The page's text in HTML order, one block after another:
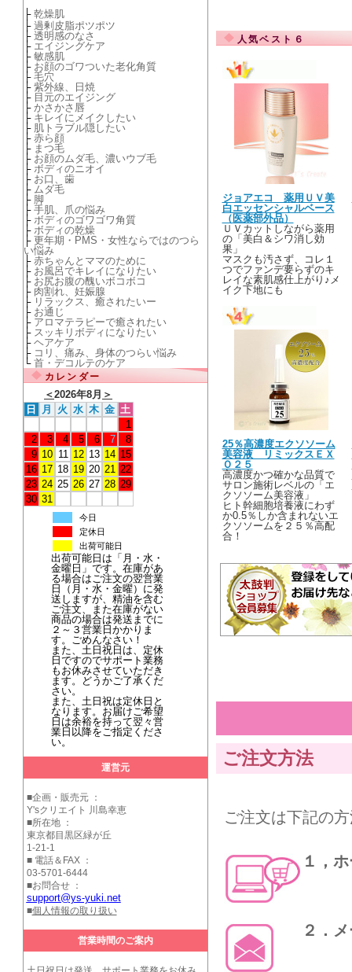
├ 乾燥肌
├ 過剰皮脂ポツポツ
├ 透明感のなさ
├ エイジングケア
├ 敏感肌
├ お顔のゴワついた老化角質
├ 毛穴
├ 紫外線、日焼
├ 目元のエイジング
├ かさかさ唇
├ キレイにメイクしたい
├ 肌トラブル隠したい
├ 赤ら顔
├ まつ毛
├ お顔のムダ毛、濃いウブ毛
├ ボディのニオイ
├ お口、歯
├ ムダ毛
├ 脚
├ 手肌、爪の悩み
├ ボディのゴワゴワ角質
├ ボディの乾燥
├ 更年期・PMS・女性ならではのつら
い悩み
├ 赤ちゃんとママのために
├ お風呂でキレイになりたい
├ お尻お腹の醜いボコボコ
├ 肉割れ、妊娠腺
├ リラックス、癒されたいー
├ お通じ
├ アロマテラピーで癒されたい
├ スッキリボディになりたい
├ ヘアケア
├ コリ、痛み、身体のつらい悩み
└ 首・デコルテのケア
カレンダー
＜2026年8月 ＞
日
月 火 水 木 金 土
1
2
3 4 5 6 7
8
9 10 11 12 13 14 15
16 17 18 19 20 21 22
23 24 25 26 27 28 29
30 31
今日
定休日
出荷可能日
出荷可能日は「月・水・
金曜日」です。在庫があ
る場合はご注文の翌営業
日（月・水・金曜）に発
送しますが、精油を含む
ご注文、また在庫がない
商品の場合は発送までに
２～３営業日かかりま
す。ごめんなさい！
また、土日祝日は、定休
日ですのでサポート業務
もお休みさせていただき
ます。どうかご了承くだ
さい。
また、土日祝は定休日と
なります。お届けご希望
日は余裕を持って翌々営
業日以降をご指定くださ
い。
運営元
■企画・販売元 ：
Y'sクリエイト 川島幸恵
■所在地 ：
東京都目黒区緑が丘
1-21-1
■ 電話＆FAX ：
03-5701-6444
■お問合せ ：
support@ys-yuki.net
■個人情報の取り扱い
営業時間のご案内
人気ベスト６
ジョアエコ 薬用ＵＶ美
白エッセンシャルベース
（医薬部外品）
ＵＶカットしながら薬用
の「美白＆シワ消し効
果」
マスクも汚さず、コレ１
つでファンデ要らずのキ
レイな素肌感仕上がり♪メ
イク下地にも
25％高濃度エクソソーム
美容液 リミックスＥＸ
Ｏ２５
高濃度かつ確かな品質で
サロン施術レベルの「エ
クソソーム美容液」
ヒト幹細胞培養液にわず
か0.5％しか含まれないエ
クソソームを２５％高配
合！
ご注文方法
ご注文は下記の
１，
２．